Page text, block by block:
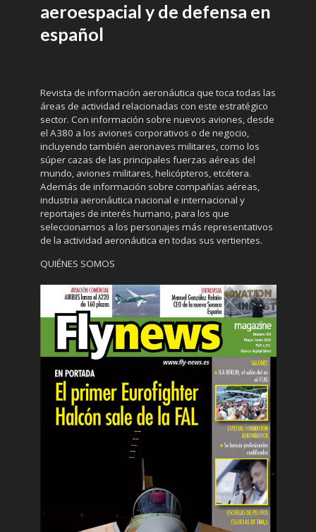
aeroespacial y de defensa en
español
Revista de información aeronáutica que toca todas las
áreas de actividad relacionadas con este estratégico
sector. Con información sobre nuevos aviones, desde
el A380 a los aviones corporativos o de negocio,
incluyendo también aeronaves militares, como los
súper cazas de las principales fuerzas aéreas del
mundo, aviones militares, helicópteros, etcétera.
Además de información sobre compañías aéreas,
industria aeronáutica nacional e internacional y
reportajes de interés humano, para los que
seleccionamos a los personajes más representativos
de la actividad aeronáutica en todas sus vertientes.
QUIÉNES SOMOS